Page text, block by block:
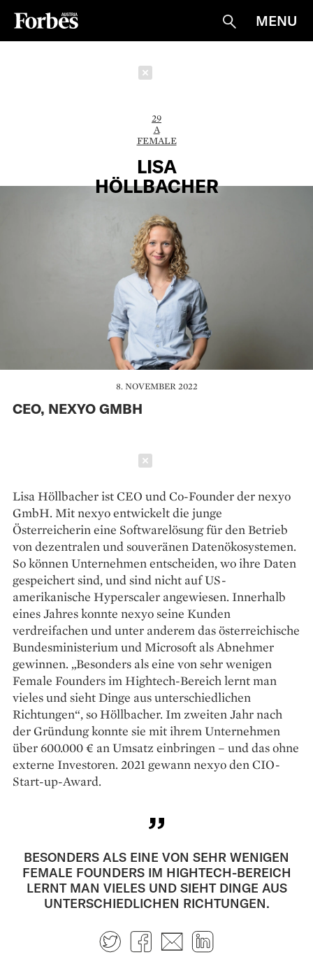
Suche
MENU
29
A
FEMALE
LISA
HÖLLBACHER
8. NOVEMBER 2022
CEO, NEXYO GMBH
Lisa Höllbacher ist CEO und Co-Founder der nexyo
GmbH. Mit nexyo entwickelt die junge
Österreicherin eine Softwarelösung für den Betrieb
von dezentralen und souveränen Datenökosystemen.
So können Unternehmen entscheiden, wo ihre Daten
gespeichert sind, und sind nicht auf US-
amerikanische Hyperscaler angewiesen. Innerhalb
eines Jahres konnte nexyo seine Kunden
verdreifachen und unter anderem das österreichische
Bundesministerium und Microsoft als Abnehmer
gewinnen. „Besonders als eine von sehr wenigen
Female Founders im Hightech-Bereich lernt man
vieles und sieht Dinge aus unterschiedlichen
Richtungen“, so Höllbacher. Im zweiten Jahr nach
der Gründung konnte sie mit ihrem Unternehmen
über 600.000 € an Umsatz einbringen – und das ohne
externe Investoren. 2021 gewann nexyo den CIO-
Start-up-Award.
BESONDERS ALS EINE VON SEHR WENIGEN
FEMALE FOUNDERS IM HIGHTECH-BEREICH
LERNT MAN VIELES UND SIEHT DINGE AUS
UNTERSCHIEDLICHEN RICHTUNGEN.
TwitterFacebook
E-mail